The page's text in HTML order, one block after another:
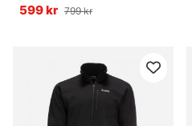
599 kr 799 kr